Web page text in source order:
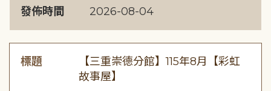
發佈時間 2026-08-04
標題
【三重崇德分館】115年8月【彩虹
故事屋】